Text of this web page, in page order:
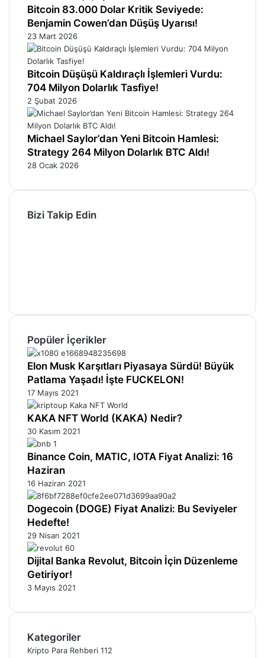
Bitcoin 83.000 Dolar Kritik Seviyede:
Benjamin Cowen’dan Düşüş Uyarısı!
23 Mart 2026
Bitcoin Düşüşü Kaldıraçlı İşlemleri Vurdu:
704 Milyon Dolarlık Tasfiye!
2 Şubat 2026
Michael Saylor’dan Yeni Bitcoin Hamlesi:
Strategy 264 Milyon Dolarlık BTC Aldı!
28 Ocak 2026
Bizi Takip Edin
Popüler İçerikler
Elon Musk Karşıtları Piyasaya Sürdü! Büyük
Patlama Yaşadı! İşte FUCKELON!
17 Mayıs 2021
KAKA NFT World (KAKA) Nedir?
30 Kasım 2021
Binance Coin, MATIC, IOTA Fiyat Analizi: 16
Haziran
16 Haziran 2021
Dogecoin (DOGE) Fiyat Analizi: Bu Seviyeler
Hedefte!
29 Nisan 2021
Dijital Banka Revolut, Bitcoin İçin Düzenleme
Getiriyor!
3 Mayıs 2021
Kategoriler
Kripto Para Rehberi 112